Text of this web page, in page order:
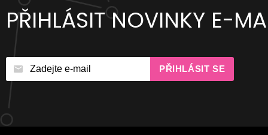
PŘIHLÁSIT NOVINKY E-
PŘIHLÁSIT SE